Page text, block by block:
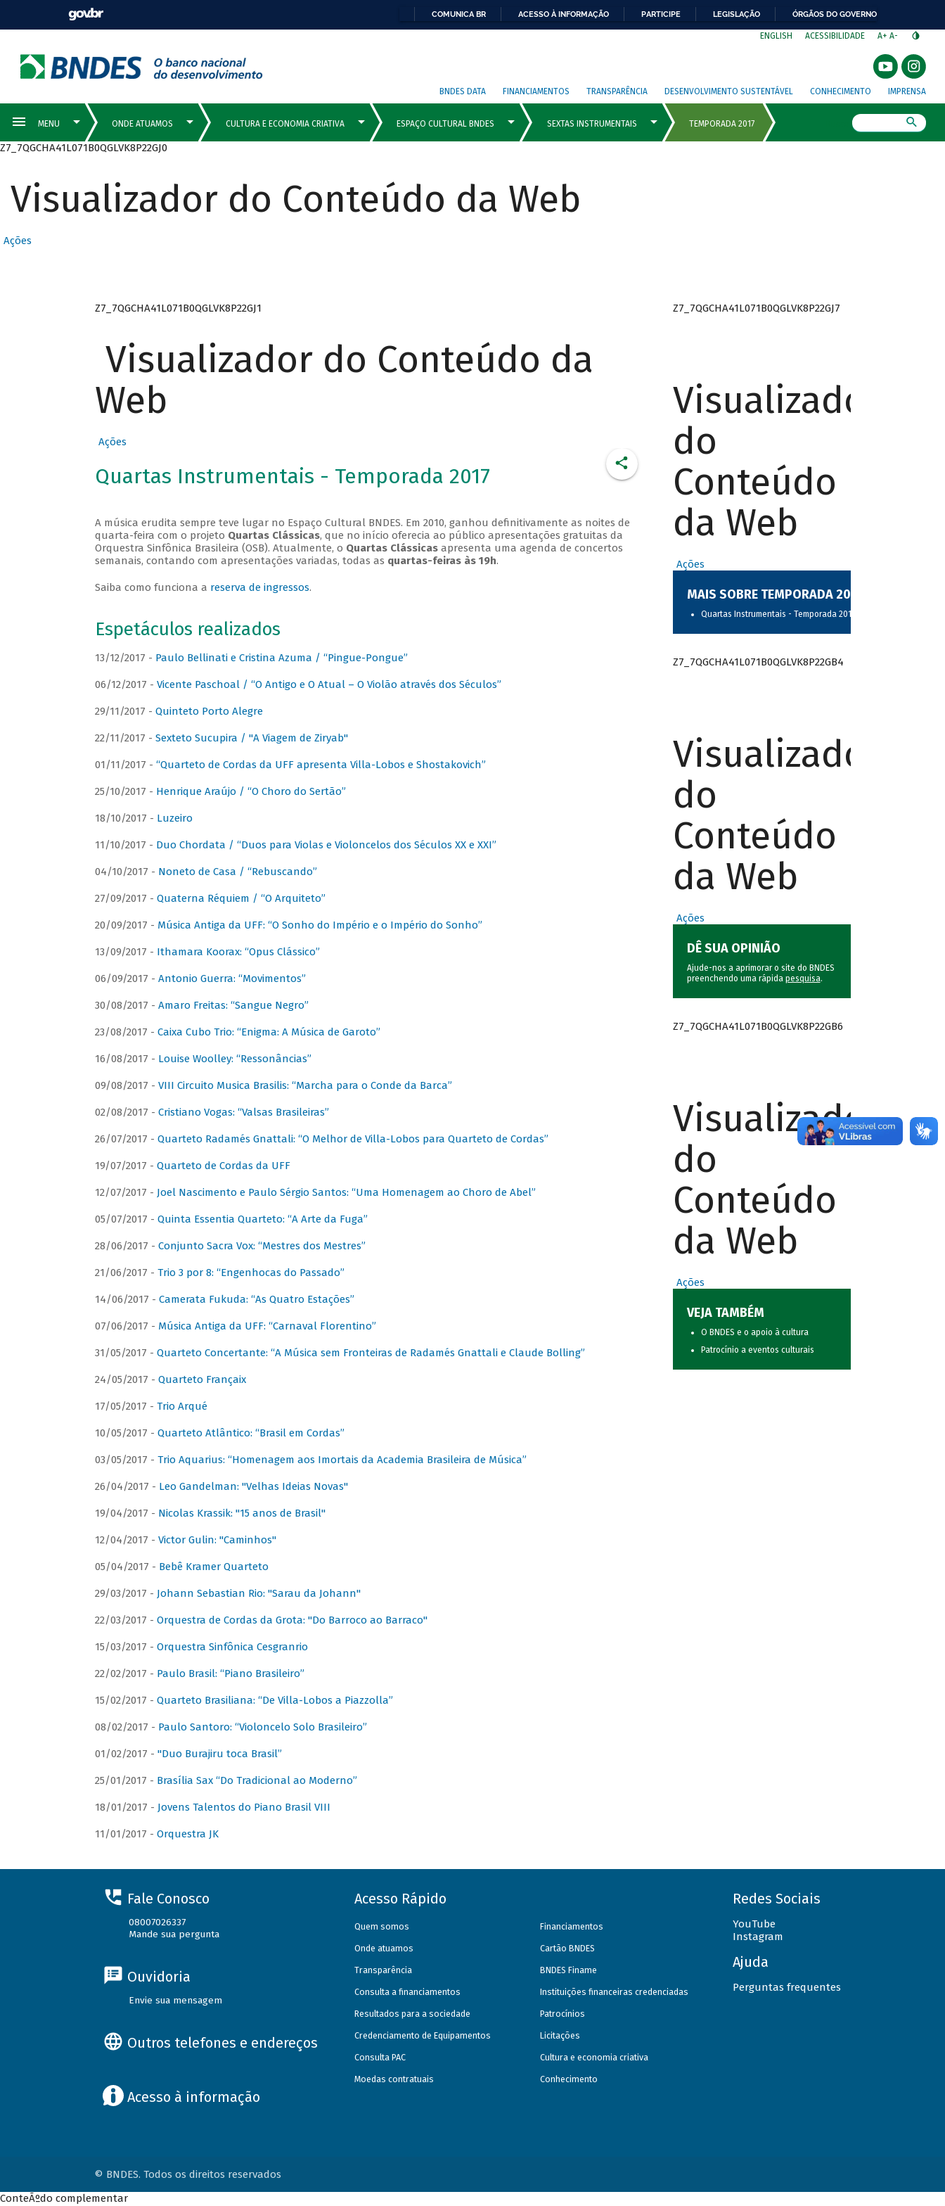
COMUNICA BR ACESSO À INFORMAÇÃO PARTICIPE LEGISLAÇÃO ÓRGÃOS DO GOVERNO
ENGLISH ACESSIBILIDADE A+ A-
BNDES DATA FINANCIAMENTOS TRANSPARÊNCIA DESENVOLVIMENTO SUSTENTÁVEL CONHECIMENTO IMPRENSA
Z7_7QGCHA41L071B0QGLVK8P22GJ0
Visualizador do Conteúdo da Web
Ações
Z7_7QGCHA41L071B0QGLVK8P22GJ1
Visualizador do Conteúdo da
Web
Ações
Quartas Instrumentais - Temporada 2017
A música erudita sempre teve lugar no Espaço Cultural BNDES. Em 2010, ganhou definitivamente as noites de
quarta-feira com o projeto Quartas Clássicas, que no início oferecia ao público apresentações gratuitas da
Orquestra Sinfônica Brasileira (OSB). Atualmente, o Quartas Clássicasapresenta uma agenda de concertos
semanais, contando com apresentações variadas, todas as quartas-feiras às 19h.
Saiba como funciona a reserva de ingressos.
Espetáculos realizados
13/12/2017 - Paulo Bellinati e Cristina Azuma / “Pingue-Pongue”
06/12/2017 - Vicente Paschoal / “O Antigo e O Atual – O Violão através dos Séculos”
29/11/2017 - Quinteto Porto Alegre
22/11/2017 - Sexteto Sucupira / "A Viagem de Ziryab"
01/11/2017 - “Quarteto de Cordas da UFF apresenta Villa-Lobos e Shostakovich”
25/10/2017 - Henrique Araújo / “O Choro do Sertão”
18/10/2017 - Luzeiro
11/10/2017 - Duo Chordata / “Duos para Violas e Violoncelos dos Séculos XX e XXI”
04/10/2017 - Noneto de Casa / “Rebuscando”
27/09/2017 - Quaterna Réquiem / “O Arquiteto”
20/09/2017 - Música Antiga da UFF: “O Sonho do Império e o Império do Sonho”
13/09/2017 - Ithamara Koorax: “Opus Clássico”
06/09/2017 - Antonio Guerra: “Movimentos”
30/08/2017 - Amaro Freitas: “Sangue Negro”
23/08/2017 - Caixa Cubo Trio: “Enigma: A Música de Garoto”
16/08/2017 - Louise Woolley: “Ressonâncias”
09/08/2017 - VIII Circuito Musica Brasilis: “Marcha para o Conde da Barca”
02/08/2017 - Cristiano Vogas: “Valsas Brasileiras”
26/07/2017 - Quarteto Radamés Gnattali: “O Melhor de Villa-Lobos para Quarteto de Cordas”
19/07/2017 - Quarteto de Cordas da UFF
12/07/2017 - Joel Nascimento e Paulo Sérgio Santos: “Uma Homenagem ao Choro de Abel”
05/07/2017 - Quinta Essentia Quarteto: “A Arte da Fuga”
28/06/2017 - Conjunto Sacra Vox: “Mestres dos Mestres”
21/06/2017 - Trio 3 por 8: “Engenhocas do Passado”
14/06/2017 - Camerata Fukuda: “As Quatro Estações”
07/06/2017 - Música Antiga da UFF: “Carnaval Florentino”
31/05/2017 - Quarteto Concertante: “A Música sem Fronteiras de Radamés Gnattali e Claude Bolling”
24/05/2017 - Quarteto Françaix
17/05/2017 - Trio Arqué
10/05/2017 - Quarteto Atlântico: “Brasil em Cordas”
03/05/2017 - Trio Aquarius: “Homenagem aos Imortais da Academia Brasileira de Música”
26/04/2017 - Leo Gandelman: "Velhas Ideias Novas"
19/04/2017 - Nicolas Krassik: "15 anos de Brasil"
12/04/2017 - Victor Gulin: "Caminhos"
05/04/2017 - Bebê Kramer Quarteto
29/03/2017 - Johann Sebastian Rio: "Sarau da Johann"
22/03/2017 - Orquestra de Cordas da Grota: "Do Barroco ao Barraco"
15/03/2017 - Orquestra Sinfônica Cesgranrio
22/02/2017 - Paulo Brasil: “Piano Brasileiro”
15/02/2017 - Quarteto Brasiliana: “De Villa-Lobos a Piazzolla”
08/02/2017 - Paulo Santoro: “Violoncelo Solo Brasileiro”
01/02/2017 - "Duo Burajiru toca Brasil”
25/01/2017 - Brasília Sax “Do Tradicional ao Moderno”
18/01/2017 - Jovens Talentos do Piano Brasil VIII
11/01/2017 - Orquestra JK
Z7_7QGCHA41L071B0QGLVK8P22GJ7
Visualizador
do
Conteúdo
da Web
Ações
MAIS SOBRE TEMPORADA 2017
Quartas Instrumentais - Temporada 2017
Z7_7QGCHA41L071B0QGLVK8P22GB4
Visualizador
do
Conteúdo
da Web
Ações
DÊ SUA OPINIÃO
Ajude-nos a aprimorar o site do BNDES
preenchendo uma rápida pesquisa.
Z7_7QGCHA41L071B0QGLVK8P22GB6
Visualizador
do
Conteúdo
da Web
Ações
VEJA TAMBÉM
O BNDES e o apoio à cultura
Patrocínio a eventos culturais
Fale Conosco
08007026337
Mande sua pergunta
Ouvidoria
Envie sua mensagem
Outros telefones e endereços
Acesso à informação
Acesso Rápido
Quem somos
Onde atuamos
Transparência
Consulta a financiamentos
Resultados para a sociedade
Credenciamento de Equipamentos
Consulta PAC
Moedas contratuais
Financiamentos
Cartão BNDES
BNDES Finame
Instituições financeiras credenciadas
Patrocínios
Licitações
Cultura e economia criativa
Conhecimento
Redes Sociais
YouTube
Instagram
Ajuda
Perguntas frequentes
© BNDES. Todos os direitos reservados
ConteÃºdo complementar